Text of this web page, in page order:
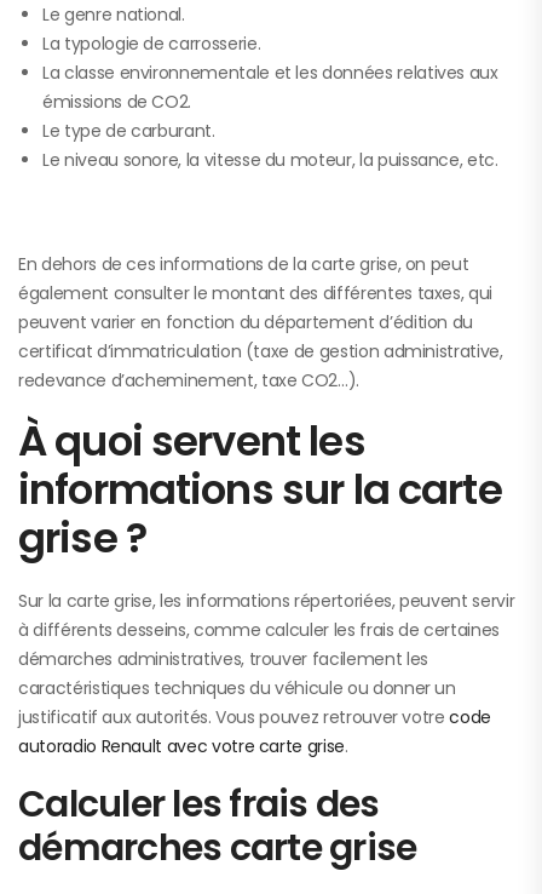
Le genre national.
La typologie de carrosserie.
La classe environnementale et les données relatives aux
émissions de CO2.
Le type de carburant.
Le niveau sonore, la vitesse du moteur, la puissance, etc.
En dehors de ces informations de la carte grise, on peut
également consulter le montant des différentes taxes, qui
peuvent varier en fonction du département d’édition du
certificat d’immatriculation (taxe de gestion administrative,
redevance d’acheminement, taxe CO2…).
À quoi servent les
informations sur la carte
grise ?
Sur la carte grise, les informations répertoriées, peuvent servir
à différents desseins, comme calculer les frais de certaines
démarches administratives, trouver facilement les
caractéristiques techniques du véhicule ou donner un
justificatif aux autorités. Vous pouvez retrouver votrecode
autoradio Renault avec votre carte grise.
Calculer les frais des
démarches carte grise